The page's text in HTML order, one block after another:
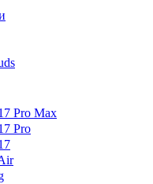
Pro Max
Pro